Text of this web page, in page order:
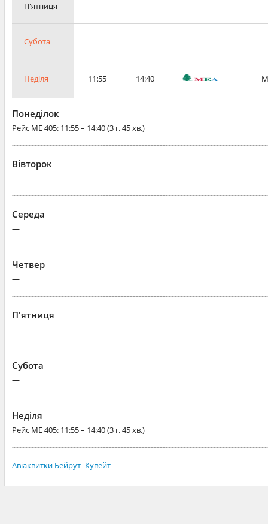
П'ятниця
Субота
Неділя 11:55 14:40
Понеділок
Рейс ME 405: 11:55 – 14:40 (3 г. 45 хв.)
Вівторок
—
Середа
—
Четвер
—
П'ятниця
—
Субота
—
Неділя
Рейс ME 405: 11:55 – 14:40 (3 г. 45 хв.)
Авіаквитки Бейрут–Кувейт